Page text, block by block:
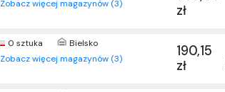
Zobacz więcej magazynów (3)
zł
0 sztuka
Bielsko
Zobacz więcej magazynów (3)
190,15
zł